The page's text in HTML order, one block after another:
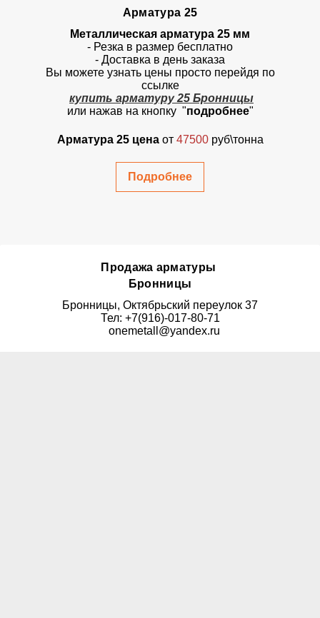
Арматура 25
Металлическая арматура 25 мм
- Резка в размер бесплатно
- Доставка в день заказа
Вы можете узнать цены просто перейдя по
ссылке
купить арматуру 25 Бронницы
или нажав на кнопку "подробнее"
Арматура 25 цена от 47500 руб\тонна
Подробнее
Продажа арматуры
Бронницы
Бронницы, Октябрьский переулок 37
Тел: +7(916)-017-80-71
onemetall@yandex.ru